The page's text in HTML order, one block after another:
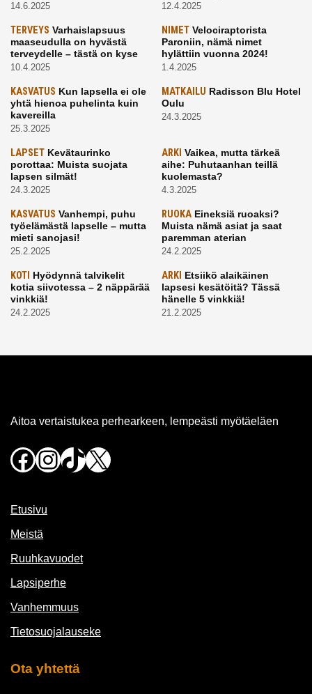
14.6.2025 12.4.2025
TERVEYS Varhaislapsuus
maaseudulla on hyvästä
terveydelle – tästä on kyse
10.4.2025
NIMETVelociraptorista
Paroniin, nämä nimet
hylättiin vuonna 2024!
1.4.2025
KASVATUS Kun lapsella ei ole
yhtä hienoa puhelinta kuin
kavereilla
25.3.2025
MATKAILU Radisson Blu Hotel
Oulu
24.3.2025
LAPSET Kevätaurinko
porottaa: Muista suojata
lapsen silmät!
24.3.2025
ARKI Vaikea, mutta tärkeä
aihe: Puhutaanhan teillä
kuolemasta?
4.3.2025
KASVATUS Vanhempi, puhu
työelämästä lapselle – mutta
mieti sanojasi!
25.2.2025
RUOKAEineksiä ruoaksi?
Muista nämä asiat ja saat
paremman aterian
24.2.2025
KOTI Hyödynnä talvikelit
kotia siivotessa – 2 näppärää
vinkkiä!
24.2.2025
ARKI Etsiikö alaikäinen
lapsesi kesätöitä? Tässä
hänelle 5 vinkkiä!
21.2.2025
Aitoa vertaistukea perhearkeen, lempeästi myötäeläen
Facebook
Instagram
TikTok
X
Etusivu
Meistä
Ruuhkavuodet
Lapsiperhe
Vanhemmuus
Tietosuojalauseke
Ota yhtettä